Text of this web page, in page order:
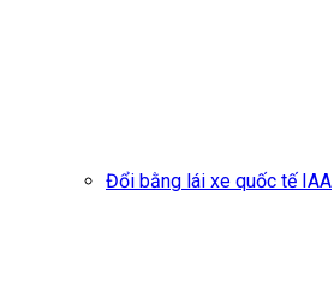
Đổi bằng lái xe quốc tế IAA